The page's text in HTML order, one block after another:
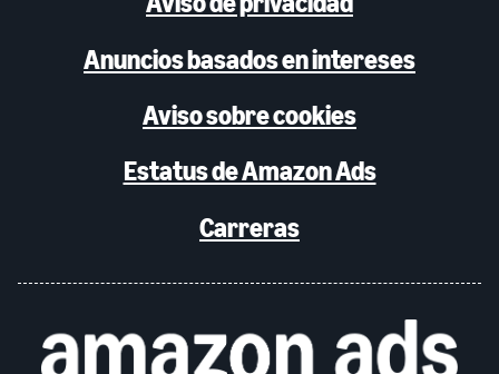
Anuncios basados en intereses
Aviso sobre cookies
Estatus de Amazon Ads
Carreras